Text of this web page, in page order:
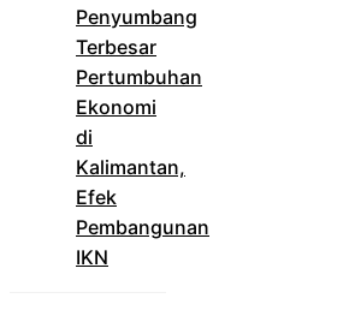
Penyumbang
Terbesar
Pertumbuhan
Ekonomi
di
Kalimantan,
Efek
Pembangunan
IKN